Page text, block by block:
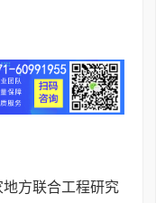
方联合工程研究